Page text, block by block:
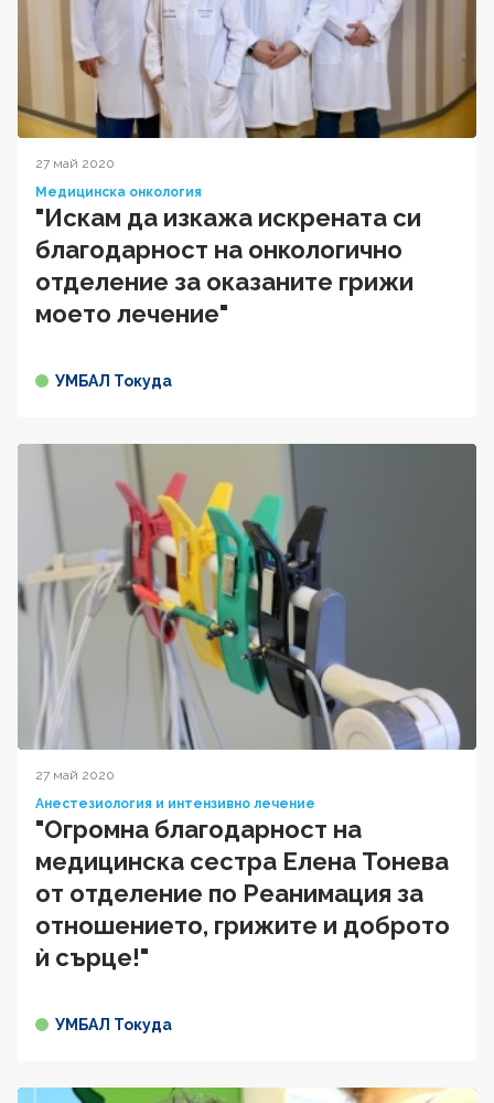
27 май 2020
Медицинска онкология
"Искам да изкажа искрената си
благодарност на онкологично
отделение за оказаните грижи
моето лечение"
УМБАЛ Токуда
27 май 2020
Анестезиология и интензивно лечение
"Огромна благодарност на
медицинска сестра Елена Тонева
от отделение по Реанимация за
отношението, грижите и доброто
ѝ сърце!"
УМБАЛ Токуда